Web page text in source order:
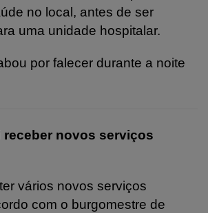
no local, antes de ser
uma unidade hospitalar.
por falecer durante a noite
receber novos serviços
vários novos serviços
com o burgomestre de